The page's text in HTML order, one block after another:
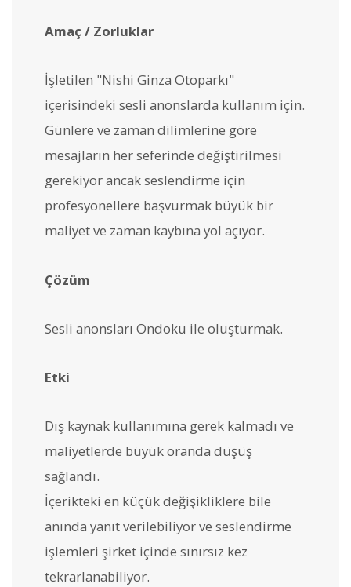
Amaç / Zorluklar
İşletilen "Nishi Ginza Otoparkı"
içerisindeki sesli anonslarda kullanım için.
Günlere ve zaman dilimlerine göre
mesajların her seferinde değiştirilmesi
gerekiyor ancak seslendirme için
profesyonellere başvurmak büyük bir
maliyet ve zaman kaybına yol açıyor.
Çözüm
Sesli anonsları Ondoku ile oluşturmak.
Etki
Dış kaynak kullanımına gerek kalmadı ve
maliyetlerde büyük oranda düşüş
sağlandı.
İçerikteki en küçük değişikliklere bile
anında yanıt verilebiliyor ve seslendirme
işlemleri şirket içinde sınırsız kez
tekrarlanabiliyor.